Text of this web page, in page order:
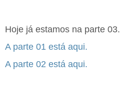
Hoje já estamos na parte 03.
A parte 01 está aqui.
A parte 02 está aqui.